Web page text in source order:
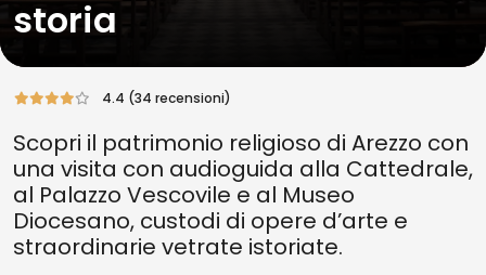
storia
4.4 (34 recensioni)
Scopri il patrimonio religioso di Arezzo con
una visita con audioguida alla Cattedrale,
al Palazzo Vescovile e al Museo
Diocesano, custodi di opere d’arte e
straordinarie vetrate istoriate.